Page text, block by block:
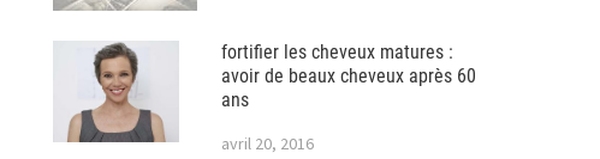
fortifier les cheveux matures :
avoir de beaux cheveux après 60
ans
avril 20, 2016